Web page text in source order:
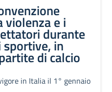
violenza e i
durante
in
di calcio
in Italia il 1° gennaio